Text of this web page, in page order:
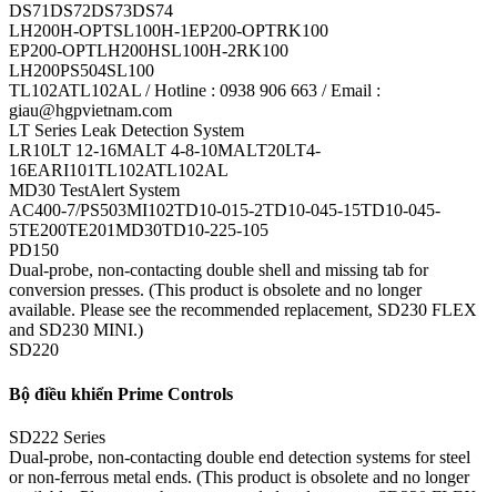
DS71DS72DS73DS74
LH200H-OPTSL100H-1EP200-OPTRK100
EP200-OPTLH200HSL100H-2RK100
LH200PS504SL100
TL102ATL102AL / Hotline : 0938 906 663 / Email :
giau@hgpvietnam.com
LT Series Leak Detection System
LR10LT 12-16MALT 4-8-10MALT20LT4-
16EARI101TL102ATL102AL
MD30 TestAlert System
AC400-7/PS503MI102TD10-015-2TD10-045-15TD10-045-
5TE200TE201MD30TD10-225-105
PD150
Dual-probe, non-contacting double shell and missing tab for
conversion presses. (This product is obsolete and no longer
available. Please see the recommended replacement, SD230 FLEX
and SD230 MINI.)
SD220
Bộ điều khiển Prime Controls
SD222 Series
Dual-probe, non-contacting double end detection systems for steel
or non-ferrous metal ends. (This product is obsolete and no longer